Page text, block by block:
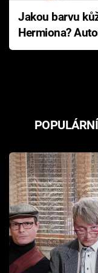
Jakou barvu
Hermiona?
Pottera přišla s